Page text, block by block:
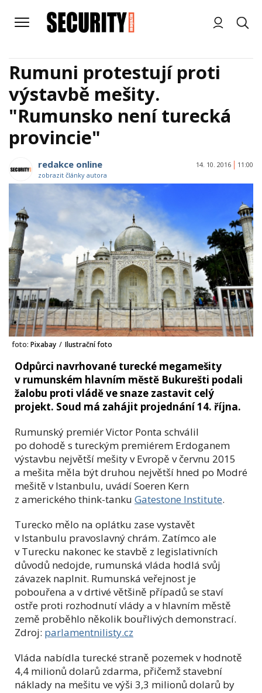
Rumuni protestují proti
výstavbě mešity.
"Rumunsko není turecká
provincie"
redakce online
zobrazit články autora
14. 10. 2016 11:00
foto: Pixabay / Ilustrační foto
Odpůrci navrhované turecké megamešity
v rumunském hlavním městě Bukurešti podali
žalobu proti vládě ve snaze zastavit celý
projekt. Soud má zahájit projednání 14. října.
Rumunský premiér Victor Ponta schválil
po dohodě s tureckým premiérem Erdoganem
výstavbu největší mešity v Evropě v červnu 2015
a mešita měla být druhou největší hned po Modré
mešitě v Istanbulu, uvádí Soeren Kern
z amerického think-tanku Gatestone Institute.
Turecko mělo na oplátku zase vystavět
v Istanbulu pravoslavný chrám. Zatímco ale
v Turecku nakonec ke stavbě z legislativních
důvodů nedojde, rumunská vláda hodlá svůj
závazek naplnit. Rumunská veřejnost je
pobouřena a v drtivé většině případů se staví
ostře proti rozhodnutí vlády a v hlavním městě
země proběhlo několik bouřlivých demonstrací.
Zdroj: parlamentnilisty.cz
Vláda nabídla turecké straně pozemek v hodnotě
4,4 milionů dolarů zdarma, přičemž stavební
náklady na mešitu ve výši 3,3 milionů dolarů by